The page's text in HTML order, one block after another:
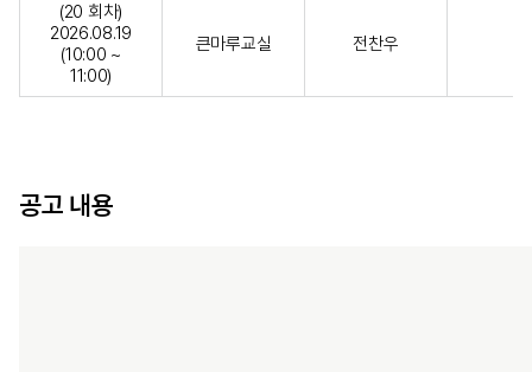
(20 회차)
2026.08.19
(10:00 ~
11:00)
큰마루교실 전찬우
공고 내용